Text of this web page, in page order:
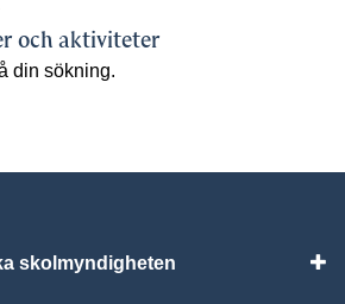
och aktiviteter
din sökning.
skolmyndigheten